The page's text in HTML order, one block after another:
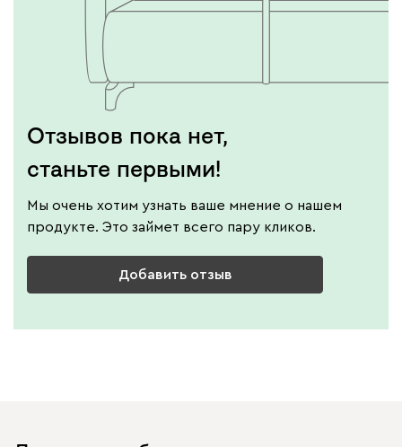
Отзывов пока нет,
станьте первыми!
Мы очень хотим узнать ваше мнение о нашем
продукте. Это займет всего пару кликов.
Добавить отзыв